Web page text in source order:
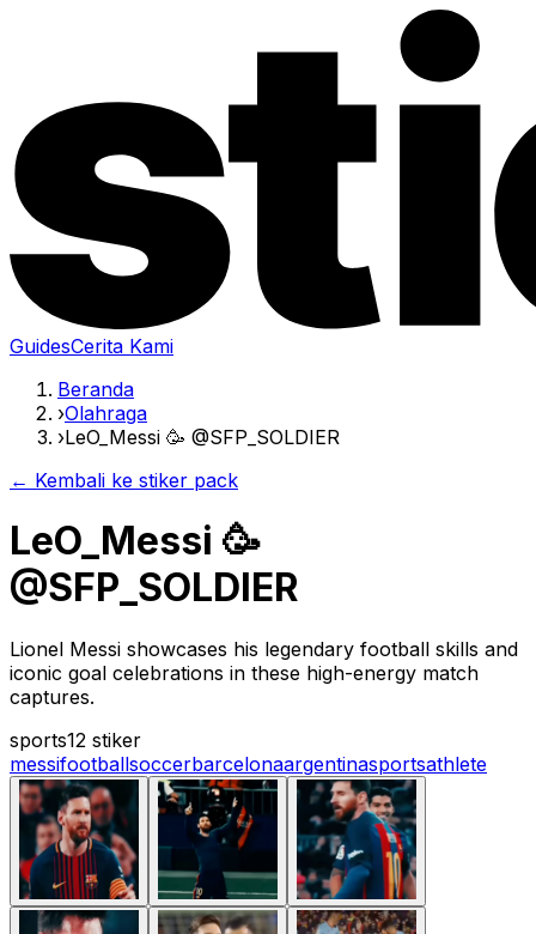
GuidesCerita Kami
Beranda
›Olahraga
›LeO_Messi 🥳 @SFP_SOLDIER
← Kembali ke stiker pack
LeO_Messi 🥳
@SFP_SOLDIER
Lionel Messi showcases his legendary football skills and
iconic goal celebrations in these high-energy match
captures.
sports12 stiker
messifootballsoccerbarcelonaargentinasportsathlete